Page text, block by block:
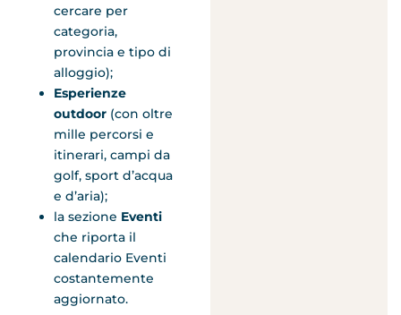
cercare per
categoria,
provincia e tipo di
alloggio);
Esperienze
outdoor (con oltre
mille percorsi e
itinerari, campi da
golf, sport d’acqua
e d’aria);
la sezione Eventi
che riporta il
calendario Eventi
costantemente
aggiornato.